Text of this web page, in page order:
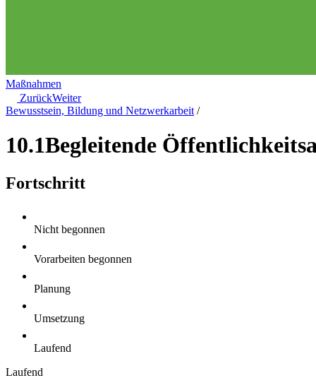
Maßnahmen
ZurückWeiter
Bewusstsein, Bildung und Netzwerkarbeit /
10.1Begleitende
Fortschritt
Nicht begonnen
Vorarbeiten begonnen
Planung
Umsetzung
Laufend
Laufend